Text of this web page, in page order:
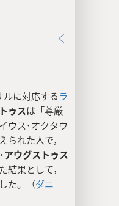
に対応するラ
ゥスは「尊厳
ウス･オクタウ
れた人で，
アウグストゥス
結果として，
た。（ダニ